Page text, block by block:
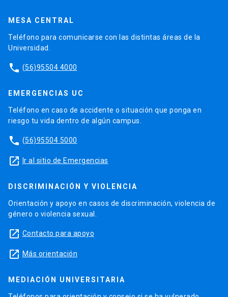
MESA CENTRAL
Teléfono para comunicarse con las distintas áreas de la
Universidad.
phone (56)95504 4000
EMERGENCIAS UC
Teléfono en caso de accidente o situación que ponga en
riesgo tu vida dentro de algún campus.
phone (56)95504 5000
launch Ir al sitio de Emergencias
DISCRIMINACIÓN Y VIOLENCIA
Orientación y apoyo en casos de discriminación, violencia de
género o violencia sexual.
launch Contacto para apoyo
launch Más orientación
MEDIACIÓN UNIVERSITARIA